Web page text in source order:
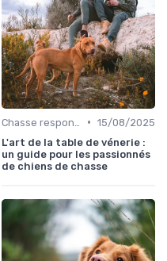
• 15/08/2025
L'art de la table de vénerie :
un guide pour les passionnés
de chiens de chasse